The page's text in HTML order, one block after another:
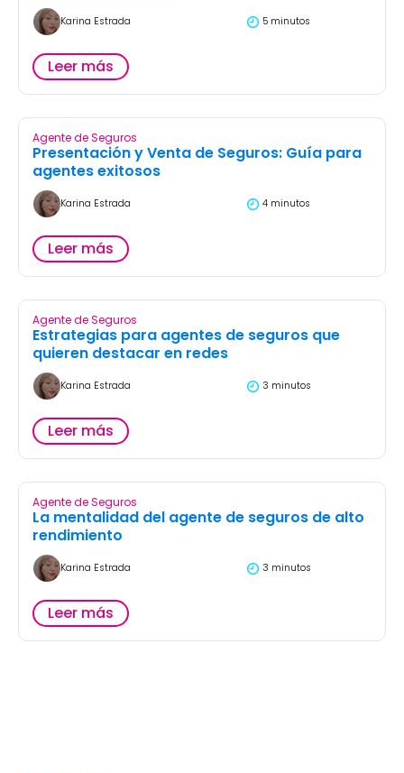
Karina Estrada 5 minutos
Leer más
Agente de Seguros
Presentación y Venta de Seguros: Guía para
agentes exitosos
Karina Estrada 4 minutos
Leer más
Agente de Seguros
Estrategias para agentes de seguros que
quieren destacar en redes
Karina Estrada 3 minutos
Leer más
Agente de Seguros
La mentalidad del agente de seguros de alto
rendimiento
Karina Estrada 3 minutos
Leer más